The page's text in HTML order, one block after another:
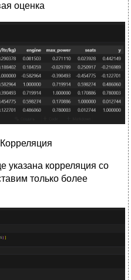
оценка
указана корреляция со
только более